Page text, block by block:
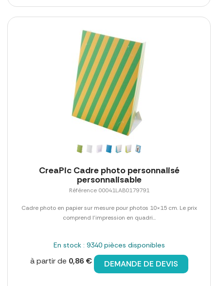
CreaPic Cadre photo personnalisé
personnalisable
Référence 00041LAB0179791
Cadre photo en papier sur mesure pour photos 10×15 cm. Le prix
comprend l'impression en quadri...
En stock : 9340 pièces disponibles
à partir de 0,86 € DEMANDE DE DEVIS